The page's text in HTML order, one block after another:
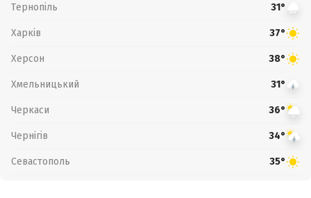
Тернопіль 31°
Харків 37°
Херсон 38°
Хмельницький 31°
Черкаси 36°
Чернігів 34°
Севастополь 35°